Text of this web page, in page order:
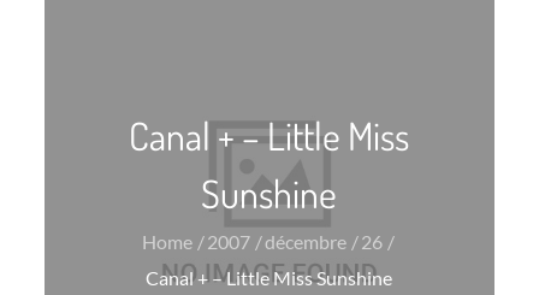
Canal + – Little Miss
Sunshine
Home 2007 décembre
26
Canal + – Little Miss Sunshine